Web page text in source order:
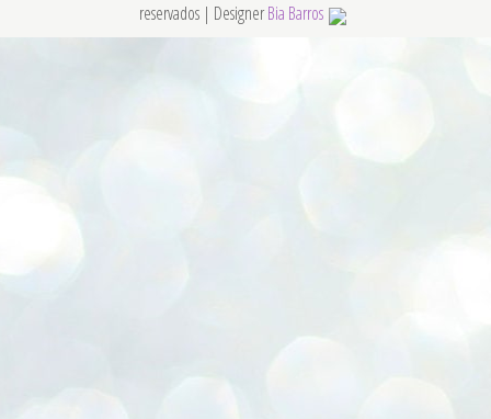
reservados | DesignerBia Barros